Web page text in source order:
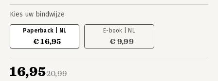
Kies uw bindwijze
Paperback | NL
€ 16,95
E-book | NL
€ 9,99
20,99
16,95